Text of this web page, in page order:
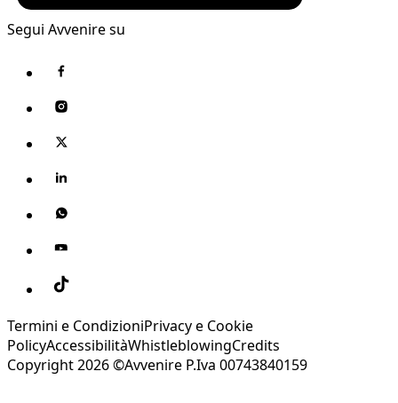
Segui Avvenire su
Termini e CondizioniPrivacy e Cookie
PolicyAccessibilitàWhistleblowingCredits
Copyright 2026 ©Avvenire P.Iva 00743840159